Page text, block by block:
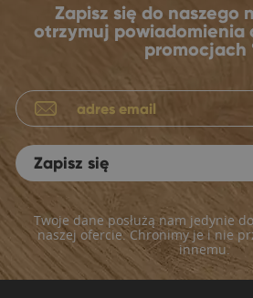
Zapisz się do naszego
otrzymuj powiadomienia
promocjach
Zapisz się
Twoje dane posłużą nam jedynie
naszej ofercie. Chronimy je i nie
innemu.